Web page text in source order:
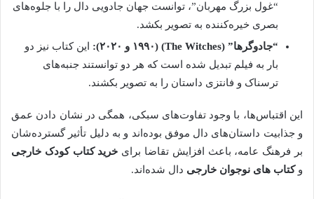
“غول بزرگ مهربان”، توانست جهان جادویی دال را با جلوه‌های
بصری خیره‌کننده به تصویر بکشد.
“جادوگرها” (The Witches) (۱۹۹۰ و ۲۰۲۰):
این کتاب نیز دو
بار به فیلم تبدیل شده است که هر دو توانستند جنبه‌های
ترسناک و فانتزی داستان را به تصویر بکشند.
این اقتباس‌ها، با وجود تفاوت‌های سبکی، همگی در نشان دادن عمق
و جذابیت داستان‌های دال موفق بوده‌اند و به دلیل تأثیر گسترده‌شان
بر فرهنگ عامه، باعث افزایش تقاضا برای خرید کتاب کودک خارجی
وکتاب های نوجوان خارجی دال شده‌اند.